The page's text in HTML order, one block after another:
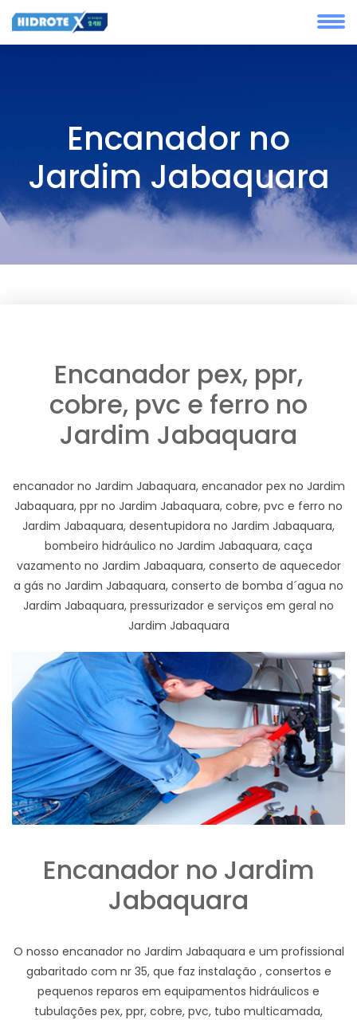
Encanador no
Jardim Jabaquara
Encanador pex, ppr,
cobre, pvc e ferro no
Jardim Jabaquara
encanador no Jardim Jabaquara, encanador pex no Jardim
Jabaquara, ppr no Jardim Jabaquara, cobre, pvc e ferro no
Jardim Jabaquara, desentupidora no Jardim Jabaquara,
bombeiro hidráulico no Jardim Jabaquara, caça
vazamento no Jardim Jabaquara, conserto de aquecedor
a gás no Jardim Jabaquara, conserto de bomba d´agua no
Jardim Jabaquara, pressurizador e serviços em geral no
Jardim Jabaquara
Encanador no Jardim
Jabaquara
O nosso encanador no Jardim Jabaquara e um profissional
gabaritado com nr 35, que faz instalação , consertos e
pequenos reparos em equipamentos hidráulicos e
tubulações pex, ppr, cobre, pvc, tubo multicamada,